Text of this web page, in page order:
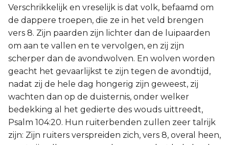
Verschrikkelijk en vreselijk is dat volk, befaamd om
de dappere troepen, die ze in het veld brengen
vers 8. Zijn paarden zijn lichter dan de luipaarden
om aan te vallen en te vervolgen, en zij zijn
scherper dan de avondwolven. En wolven worden
geacht het gevaarlijkst te zijn tegen de avondtijd,
nadat zij de hele dag hongerig zijn geweest, zij
wachten dan op de duisternis, onder welker
bedekking al het gedierte des wouds uittreedt,
Psalm 104:20. Hun ruiterbenden zullen zeer talrijk
zijn: Zijn ruiters verspreiden zich, vers 8, overal heen,